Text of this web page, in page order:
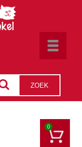
Toggle
ZOEK
0